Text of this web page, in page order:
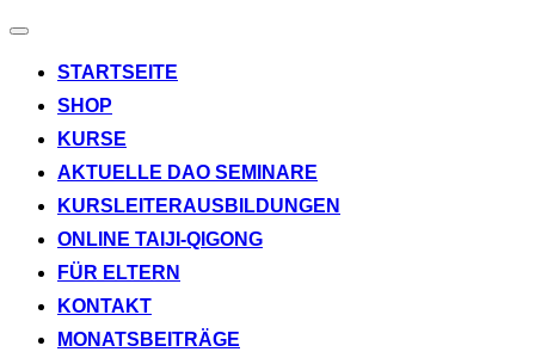
Navigation
STARTSEITE
SHOP
KURSE
AKTUELLE DAO SEMINARE
KURSLEITERAUSBILDUNGEN
ONLINE TAIJI-QIGONG
FÜR ELTERN
KONTAKT
MONATSBEITRÄGE